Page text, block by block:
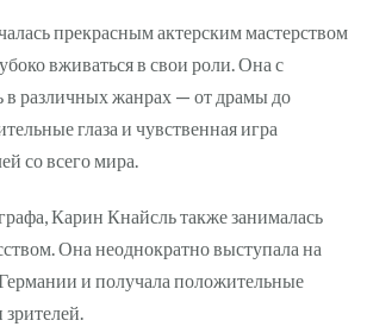
прекрасным актерским мастерством
вживаться в свои роли. Она с
в различных жанрах — от драмы до
глаза и чувственная игра
со всего мира.
Карин Кнайсль также занималась
Она неоднократно выступала на
и получала положительные